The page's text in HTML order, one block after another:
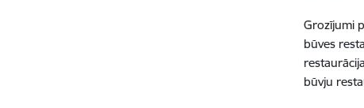
Grozījumi
būves
būvju